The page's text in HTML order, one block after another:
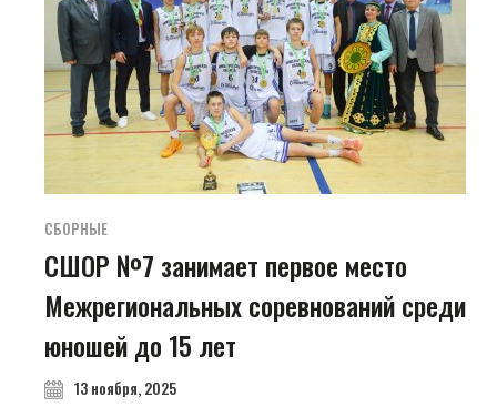
СБОРНЫЕ
СШОР №7 занимает первое место
Межрегиональных соревнований среди
юношей до 15 лет
13 ноября, 2025